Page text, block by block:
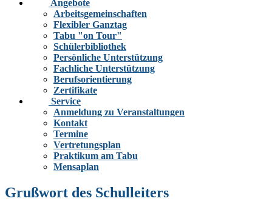
Angebote
Arbeitsgemeinschaften
Flexibler Ganztag
Tabu "on Tour"
Schülerbibliothek
Persönliche Unterstützung
Fachliche Unterstützung
Berufsorientierung
Zertifikate
Service
Anmeldung zu Veranstaltungen
Kontakt
Termine
Vertretungsplan
Praktikum am Tabu
Mensaplan
Grußwort des Schulleiters